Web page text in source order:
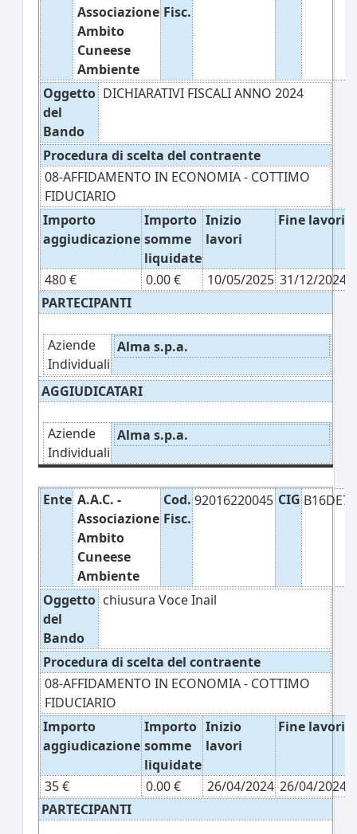
Associazione
Ambito
Cuneese
Ambiente
Fisc.
Oggetto
del
Bando
DICHIARATIVI FISCALI ANNO 2024
Procedura di scelta del contraente
08-AFFIDAMENTO IN ECONOMIA - COTTIMO
FIDUCIARIO
Importo
aggiudicazione
Importo
somme
liquidate
Inizio
lavori
Fine lavori
480 € 0.00 € 10/05/2025 31/12/2024
PARTECIPANTI
Aziende
Individuali
Alma s.p.a.
AGGIUDICATARI
Aziende
Individuali
Alma s.p.a.
Ente A.A.C. -
Associazione
Ambito
Cuneese
Ambiente
Cod.
Fisc.
92016220045 CIG
Oggetto
del
Bando
chiusura Voce Inail
Procedura di scelta del contraente
08-AFFIDAMENTO IN ECONOMIA - COTTIMO
FIDUCIARIO
Importo
aggiudicazione
Importo
somme
liquidate
Inizio
lavori
Fine lavori
35 € 0.00 € 26/04/2024 26/04/2024
PARTECIPANTI